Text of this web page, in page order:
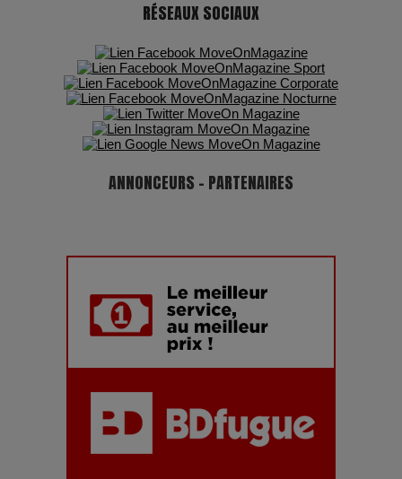
RÉSEAUX SOCIAUX
ANNONCEURS - PARTENAIRES